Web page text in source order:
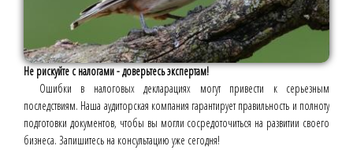
Не рискуйте с налогами - доверьтесь экспертам!
Ошибки в налоговых декларациях могут привести к серьезным
последствиям. Наша аудиторская компания гарантирует правильность и полноту
подготовки документов, чтобы вы могли сосредоточиться на развитии своего
бизнеса. Запишитесь на консультацию уже сегодня!